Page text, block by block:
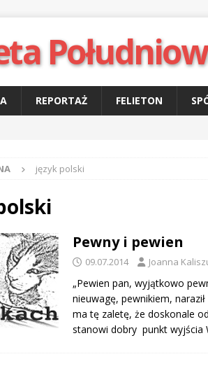
REPORTAŻ FELIETON
język polski
Pewny i pewien
09.07.2014 Joanna
„Pewien pan, wyjątkowo
nieuwagę, pewnikiem,
ma tę zaletę, że doskonale
stanowi dobry punkt wyjścia